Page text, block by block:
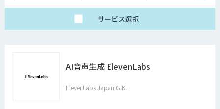
サービス選択
AI音声生成 ElevenLabs
ElevenLabs Japan G.K.